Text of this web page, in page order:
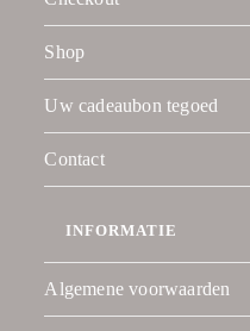
Shop
Uw cadeaubon tegoed
Contact
INFORMATIE
Algemene voorwaarden